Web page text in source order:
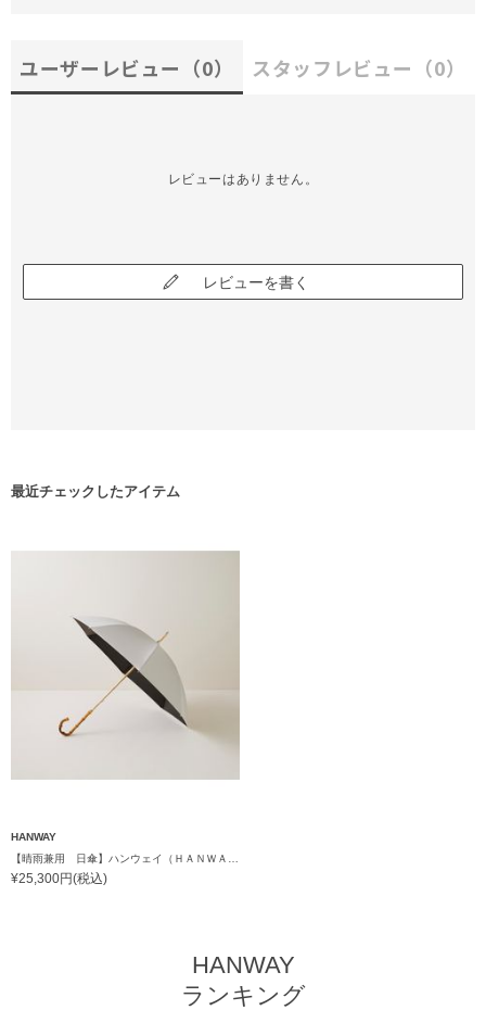
ユーザーレビュー （0） スタッフレビュー （0）
レビューはありません。
レビューを書く
最近チェックしたアイテム
HANWAY
¥25,300円(税込)
HANWAY
ランキング